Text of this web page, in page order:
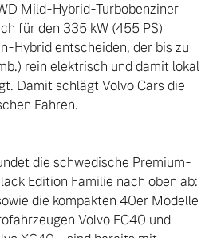
Mild-Hybrid-Turbobenziner
für den 335 kW (455 PS)
Hybrid entscheiden, der bis zu
rein elektrisch und damit lokal
Damit schlägt Volvo Cars die
Fahren.
die schwedische Premium-
Edition Familie nach oben ab:
die kompakten 40er Modelle
Volvo EC40 und